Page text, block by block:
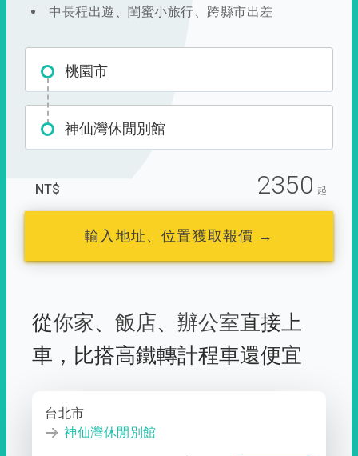
中長程出遊、閨蜜小旅行、跨縣市出差
桃園市
神仙灣休閒別館
NT$ 2350 起
輸入地址、位置獲取報價 →
從你家、 飯店、 辦公室直接上
車， 比搭高鐵轉計程車還便宜
台北市
神仙灣休閒別館